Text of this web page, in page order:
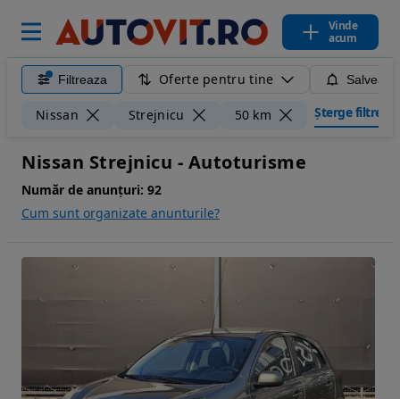
Vinde
acum
Filtreaza Oferte pentru tine
Nissan Strejnicu 50 km Șterge filtrele
Nissan Strejnicu - Autoturisme
Număr de anunțuri: 92
Cum sunt organizate anunturile?